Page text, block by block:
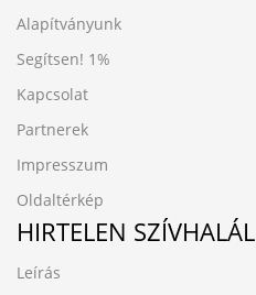
Alapítványunk
Segítsen! 1%
Kapcsolat
Partnerek
Impresszum
Oldaltérkép
HIRTELEN SZÍVHALÁL
Leírás